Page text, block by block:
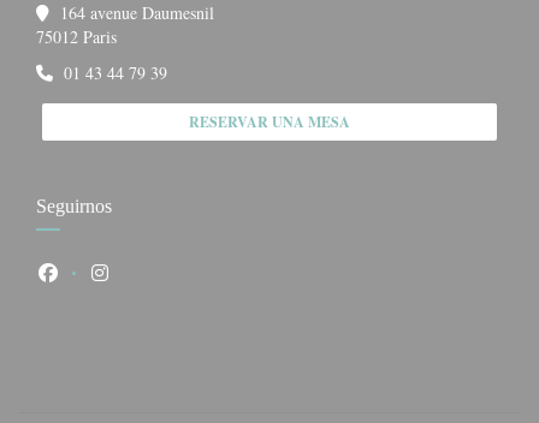
164 avenue Daumesnil
75012 Paris((abre en una nueva ventana))
01 43 44 79 39
RESERVAR UNA MESA
Seguirnos
Facebook ((abre en una nueva ventana))
Instagram ((abre en una nueva ventana))